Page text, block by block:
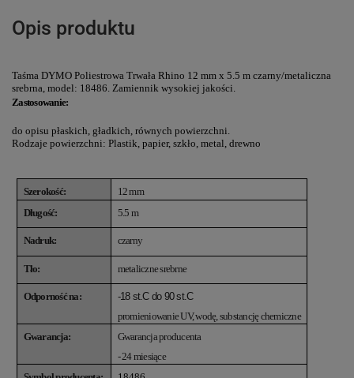
Opis produktu
Taśma DYMO Poliestrowa Trwała Rhino 12 mm x 5.5 m czarny/metaliczna
srebrna, model: 18486. Zamiennik wysokiej jakości
Zastosowanie:
do opisu płaskich, gładkich, równych powierzchni.
Rodzaje powierzchni: Plastik, papier, szkło, metal, drewno
Szerokość:
12 mm
Długość:
5.5 m
Nadruk: czarny
Tło: metaliczne srebrne
Odporność na:
-18 st.C do 90 st.C
promieniowanie UV, wodę, substancję chemiczne
Gwarancja:
Gwarancja producenta
- 24 miesiące